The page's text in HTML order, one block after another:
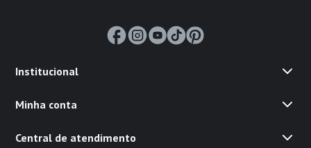
Institucional
Minha conta
Central de atendimento